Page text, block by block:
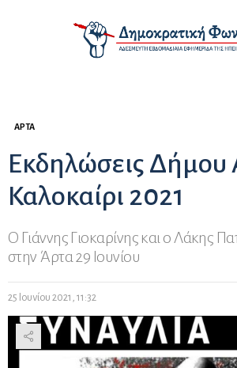
ΆΡΤΑ
Εκδηλώσεις Δήμου
Καλοκαίρι 2021
Ο Γιάννης Γιοκαρίνης και ο Λάκης
στην Άρτα 29 Ιουνίου
25 Ιουνίου 2021, 11:32